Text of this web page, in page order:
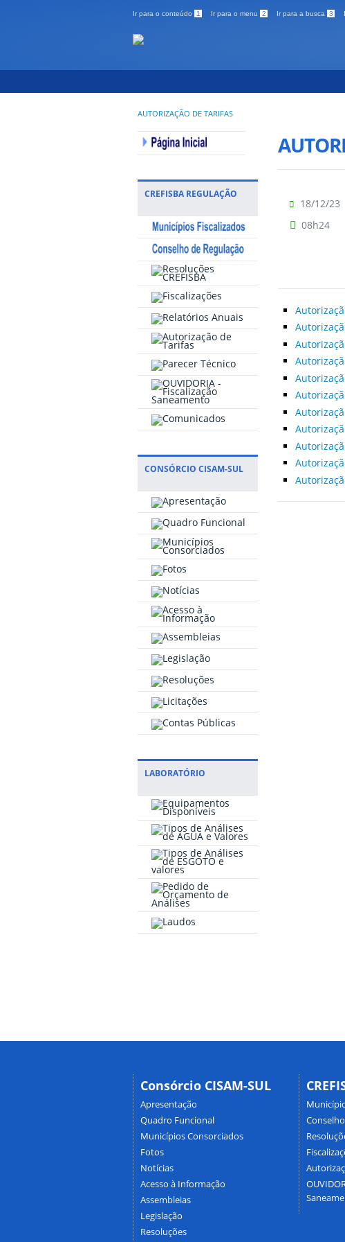
Ir para o conteúdo 1 Ir para o menu 2 Ir para a busca 3
AUTORIZAÇÃO DE TARIFAS
CREFISBA REGULAÇÃO
CONSÓRCIO CISAM-SUL
LABORATÓRIO
18/12/23
08h24
Consórcio CISAM-SUL
Apresentação
Quadro Funcional
Municípios Consorciados
Fotos
Notícias
Acesso à Informação
Assembleias
Legislação
Resoluções